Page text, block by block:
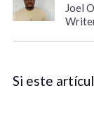
Joel
Si este